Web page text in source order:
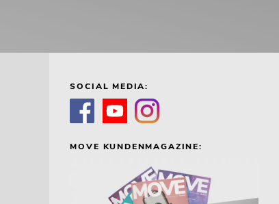
SOCIAL MEDIA:
MOVE KUNDENMAGAZINE: